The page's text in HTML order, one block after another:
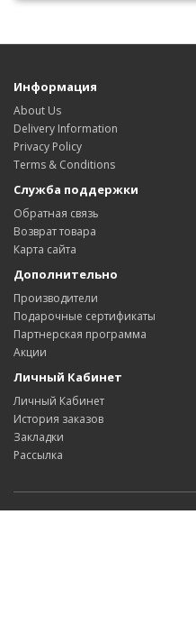
Информация
About Us
Delivery Information
Privacy Policy
Terms & Conditions
Служба поддержки
Обратная связь
Возврат товара
Карта сайта
Дополнительно
Производители
Подарочные сертификаты
Партнерская программа
Акции
Личный Кабинет
Личный Кабинет
История заказов
Закладки
Рассылка